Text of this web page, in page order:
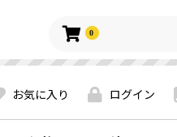
0
お気に入り ログイン